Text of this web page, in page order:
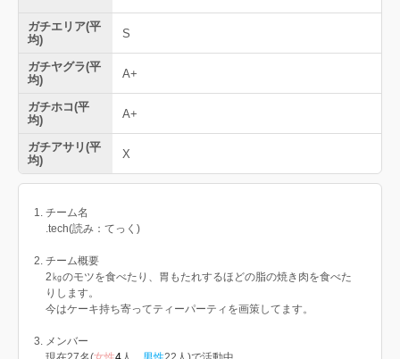
ガチエリア(平
均)
S
ガチヤグラ(平
均)
A+
ガチホコ(平
均)
A+
ガチアサリ(平
均)
X
チーム名
.tech(読み：てっく)
チーム概要
2㎏のモツを食べたり、胃もたれするほどの脂の焼き肉を食べた
りします。
今はケーキ持ち寄ってティーパーティを画策してます。
メンバー